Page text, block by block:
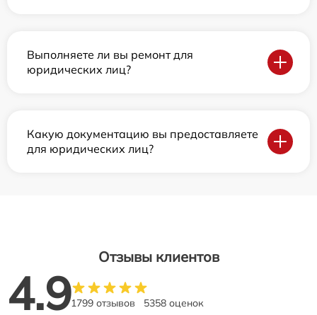
Выполняете ли вы ремонт для
юридических лиц?
Какую документацию вы предоставляете
для юридических лиц?
Отзывы клиентов
4.91799 отзывов 5358 оценок